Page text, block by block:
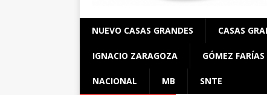
NUEVO CASAS GRANDES CASAS
IGNACIO ZARAGOZA GÓMEZ FARÍAS
NACIONAL MB SNTE